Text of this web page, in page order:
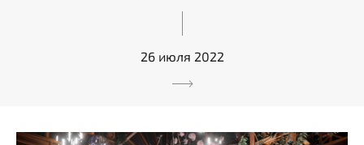
26 июля 2022